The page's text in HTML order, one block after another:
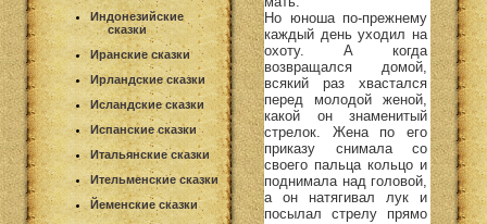
Индонезийские
сказки
Иранские сказки
Ирландские сказки
Исландские сказки
Испанские сказки
Итальянские сказки
Ительменские сказки
Йеменские сказки
Но юноша по-прежнему
каждый день уходил на
охоту. А когда
возвращался домой,
всякий раз хвастался
перед молодой женой,
какой он знаменитый
стрелок. Жена по его
приказу снимала со
своего пальца кольцо и
поднимала над головой,
а он натягивал лук и
посылал стрелу прямо